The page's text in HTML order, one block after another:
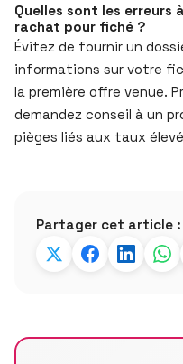
Quelles sont les erreurs
rachat pour fiché ?
Évitez de fournir un
informations sur votre
la première offre venue.
demandez conseil à un
pièges liés aux taux
Partager cet article :